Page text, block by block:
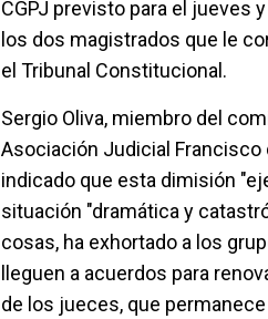
CGPJ previsto para el jueves
los dos magistrados que le
el Tribunal Constitucional.
Sergio Oliva, miembro del
Asociación Judicial Francisco
indicado que esta dimisión
situación "dramática y
cosas, ha exhortado a los
lleguen a acuerdos para
de los jueces, que